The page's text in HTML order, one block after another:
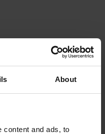
About
content and ads, to
8°